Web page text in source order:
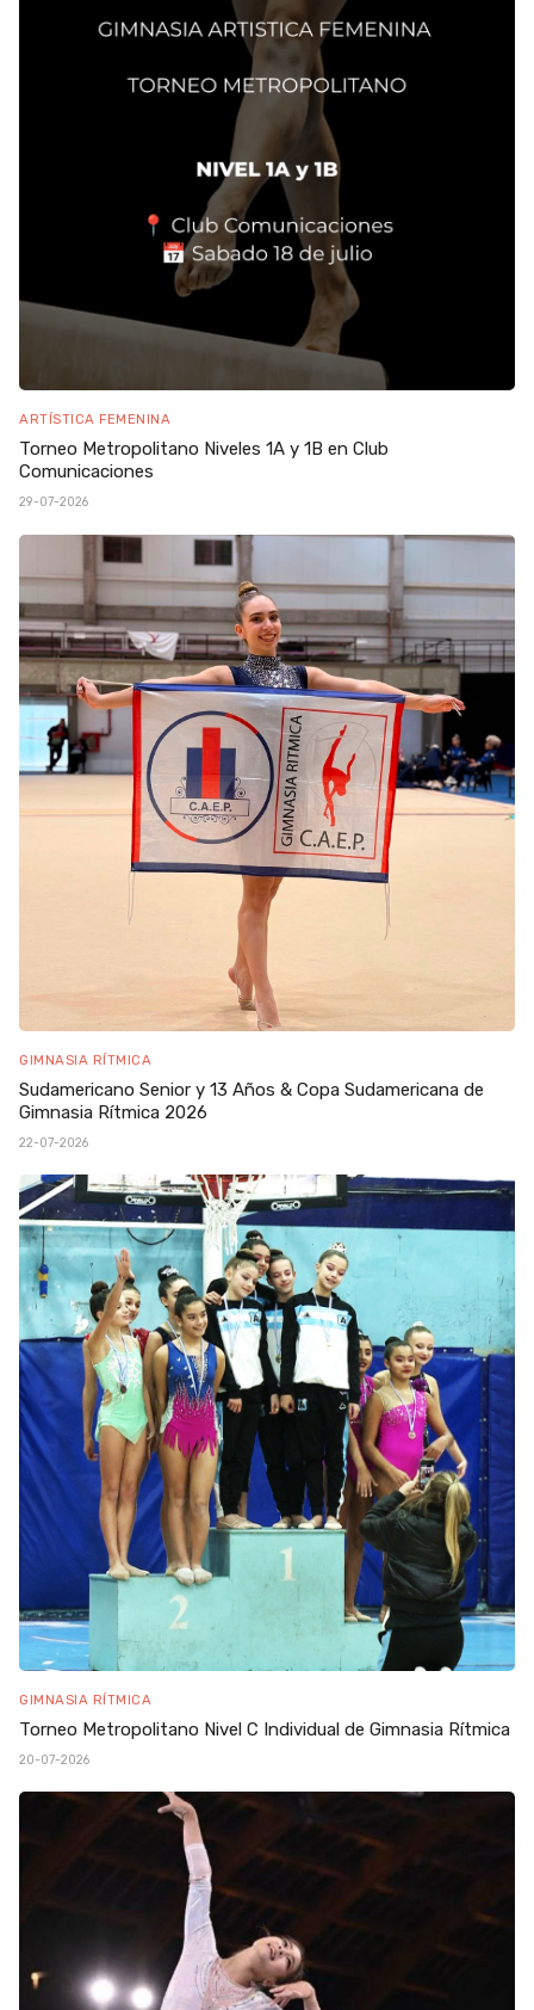
ARTÍSTICA FEMENINA
Torneo Metropolitano Niveles 1A y 1B en Club
Comunicaciones
29-07-2026
GIMNASIA RÍTMICA
Sudamericano Senior y 13 Años & Copa Sudamericana de
Gimnasia Rítmica 2026
22-07-2026
GIMNASIA RÍTMICA
Torneo Metropolitano Nivel C Individual de Gimnasia Rítmica
20-07-2026